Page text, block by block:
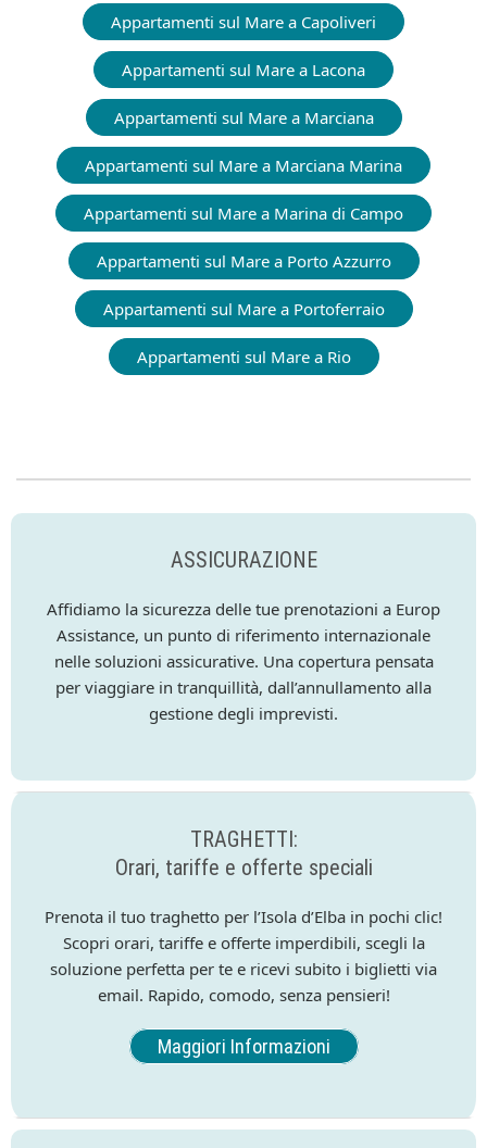
Appartamenti sul Mare a Capoliveri
Appartamenti sul Mare a Lacona
Appartamenti sul Mare a Marciana
Appartamenti sul Mare a Marciana Marina
Appartamenti sul Mare a Marina di Campo
Appartamenti sul Mare a Porto Azzurro
Appartamenti sul Mare a Portoferraio
Appartamenti sul Mare a Rio
ASSICURAZIONE
Affidiamo la sicurezza delle tue prenotazioni a Europ
Assistance, un punto di riferimento internazionale
nelle soluzioni assicurative. Una copertura pensata
per viaggiare in tranquillità, dall’annullamento alla
gestione degli imprevisti.
TRAGHETTI:
Orari, tariffe e offerte speciali
Prenota il tuo traghetto per l’Isola d’Elba in pochi clic!
Scopri orari, tariffe e offerte imperdibili, scegli la
soluzione perfetta per te e ricevi subito i biglietti via
email. Rapido, comodo, senza pensieri!
Maggiori Informazioni